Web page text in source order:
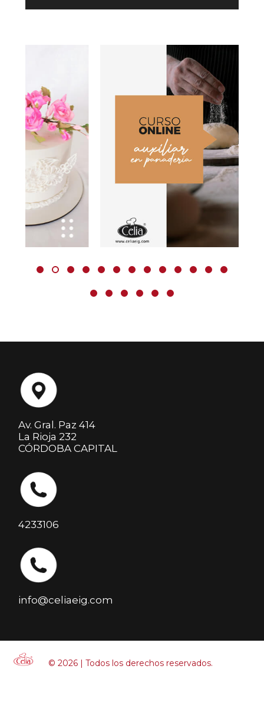
Av. Gral. Paz 414
La Rioja 232
CÓRDOBA CAPITAL
4233106
info@celiaeig.com
© 2026 | Todos los derechos reservados.